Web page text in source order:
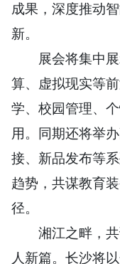
成果，深度推动
新。
展会将集中展
算、虚拟现实等
学、校园管理、
用。同期还将举
接、新品发布等
趋势，共谋教育
径。
湘江之畔，共
人新篇。长沙将